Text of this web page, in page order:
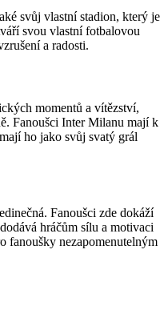
svůj vlastní stadion, který je
svou vlastní fotbalovou
a radosti.
momentů a vítězství,
Fanoušci Inter Milanu mají k
ho jako svůj svatý grál
Fanoušci zde dokáží
hráčům sílu a motivaci
fanoušky nezapomenutelným